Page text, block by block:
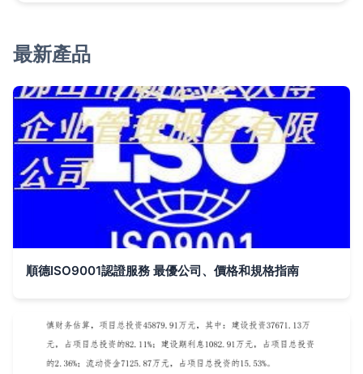
最新產品
順德ISO9001認證服務 最優公司、價格和規格指南